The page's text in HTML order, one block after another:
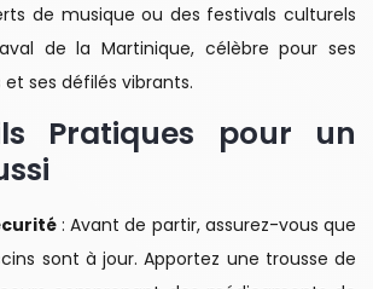
de musique ou des festivals culturels
de la Martinique, célèbre pour ses
ses défilés vibrants.
Pratiques pour un
: Avant de partir, assurez-vous que
sont à jour. Apportez une trousse de